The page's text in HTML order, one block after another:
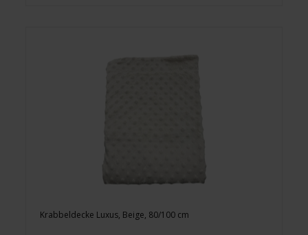
Krabbeldecke Luxus, Beige, 80/100 cm